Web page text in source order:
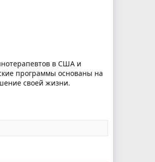
в США и
программы основаны на
своей жизни.